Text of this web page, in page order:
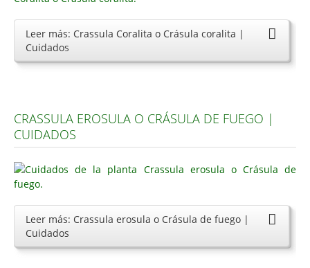
Árboles y Palmeras
Leer más: Crassula Coralita o Crásula coralita |
Cuidados
CRASSULA EROSULA O CRÁSULA DE FUEGO |
CUIDADOS
Leer más: Crassula erosula o Crásula de fuego |
Cuidados